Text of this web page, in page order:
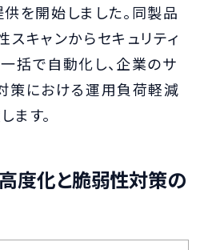
を開始しました。同製品
スキャンからセキュリティ
括で自動化し、企業のサ
策における運用負荷軽減
ます。
度化と脆弱性対策の